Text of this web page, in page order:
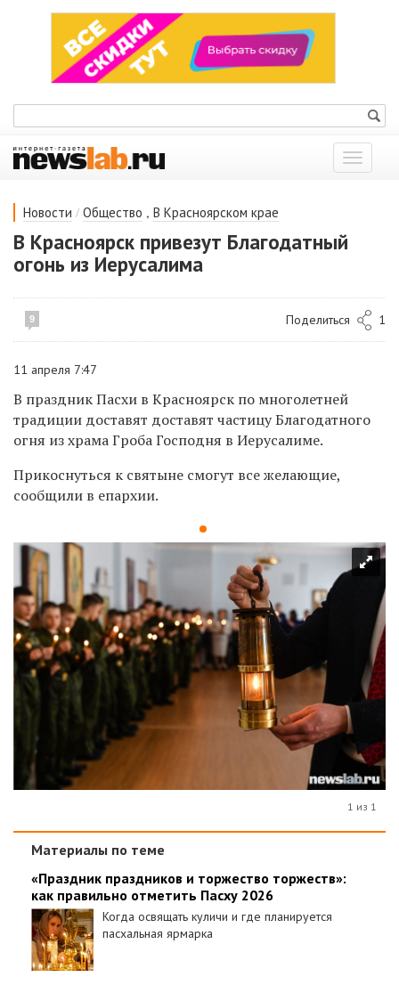
Показать
меню
Новости / Общество , В Красноярском крае
В Красноярск привезут Благодатный
огонь из Иерусалима
9 Поделиться 1
11 апреля 7:47
В праздник Пасхи в Красноярск по многолетней
традиции доставят доставят частицу Благодатного
огня из храма Гроба Господня в Иерусалиме.
Прикоснуться к святыне смогут все желающие,
сообщили в епархии.
1 из 1
Материалы по теме
«Праздник праздников и торжество торжеств»:
как правильно отметить Пасху 2026
Когда освящать куличи и где планируется
пасхальная ярмарка